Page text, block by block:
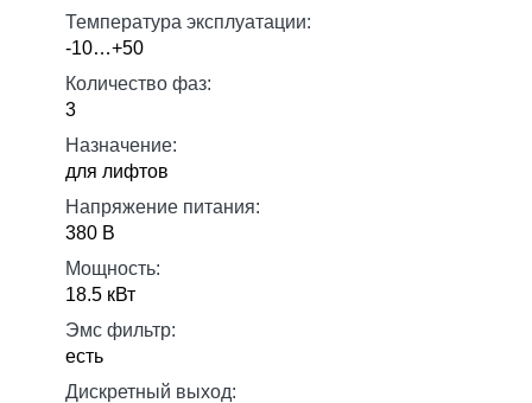
Температура эксплуатации:
-10…+50
Количество фаз:
3
Назначение:
для лифтов
Напряжение питания:
380 В
Мощность:
18.5 кВт
Эмс фильтр:
есть
Дискретный выход: